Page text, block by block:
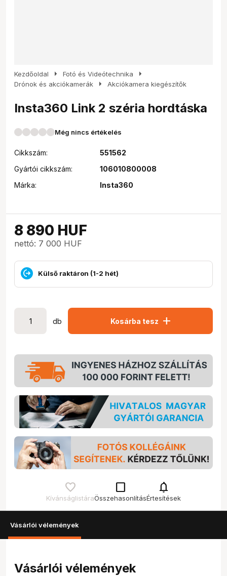
Kezdőoldal arrow_right Fotó és Videótechnika arrow_right
Drónok és akciókamerák arrow_right Akciókamera kiegészítők
Insta360 Link 2 széria hordtáska
Még nincs értékelés
Cikkszám:
551562
Gyártói cikkszám:
106010800008
Márka:
Insta360
8 890 HUF
nettó: 7 000 HUF
Külső raktáron (1-2 hét)
db Kosárba tesz add
Kívánságlistára
check_box_outline_blank
Összehasonlítás
notifications
Értesítések
Vásárlói vélemények
Vásárlói vélemények